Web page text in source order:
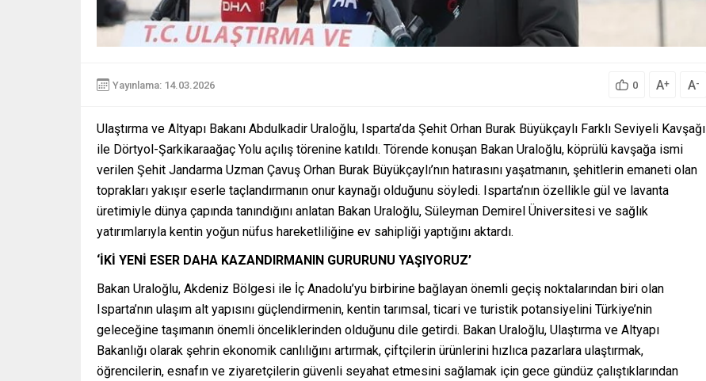
Yayınlama: 14.03.2026 0 A+ A-
Ulaştırma ve Altyapı Bakanı Abdulkadir Uraloğlu, Isparta’da Şehit Orhan Burak Büyükçaylı Farklı Seviyeli Kavşağı
ile Dörtyol-Şarkikaraağaç Yolu açılış törenine katıldı. Törende konuşan Bakan Uraloğlu, köprülü kavşağa ismi
verilen Şehit Jandarma Uzman Çavuş Orhan Burak Büyükçaylı’nın hatırasını yaşatmanın, şehitlerin emaneti olan
toprakları yakışır eserle taçlandırmanın onur kaynağı olduğunu söyledi. Isparta’nın özellikle gül ve lavanta
üretimiyle dünya çapında tanındığını anlatan Bakan Uraloğlu, Süleyman Demirel Üniversitesi ve sağlık
yatırımlarıyla kentin yoğun nüfus hareketliliğine ev sahipliği yaptığını aktardı.
‘İKİ YENİ ESER DAHA KAZANDIRMANIN GURURUNU YAŞIYORUZ’
Bakan Uraloğlu, Akdeniz Bölgesi ile İç Anadolu’yu birbirine bağlayan önemli geçiş noktalarından biri olan
Isparta’nın ulaşım alt yapısını güçlendirmenin, kentin tarımsal, ticari ve turistik potansiyelini Türkiye’nin
geleceğine taşımanın önemli önceliklerinden olduğunu dile getirdi. Bakan Uraloğlu, Ulaştırma ve Altyapı
Bakanlığı olarak şehrin ekonomik canlılığını artırmak, çiftçilerin ürünlerini hızlıca pazarlara ulaştırmak,
öğrencilerin, esnafın ve ziyaretçilerin güvenli seyahat etmesini sağlamak için gece gündüz çalıştıklarından